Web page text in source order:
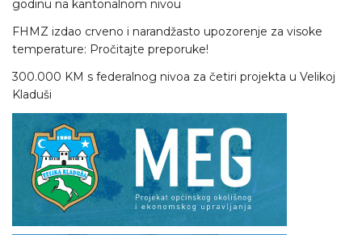
godinu na kantonalnom nivou
FHMZ izdao crveno i narandžasto upozorenje za visoke
temperature: Pročitajte preporuke!
300.000 KM s federalnog nivoa za četiri projekta u Velikoj
Kladuši